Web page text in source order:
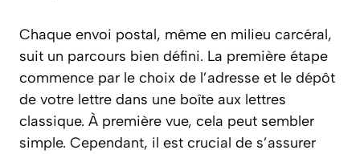
Chaque envoi postal, même en milieu carcéral,
suit un parcours bien défini. La première étape
commence par le choix de l’adresse et le dépôt
de votre lettre dans une boîte aux lettres
classique. À première vue, cela peut sembler
simple. Cependant, il est crucial de s’assurer